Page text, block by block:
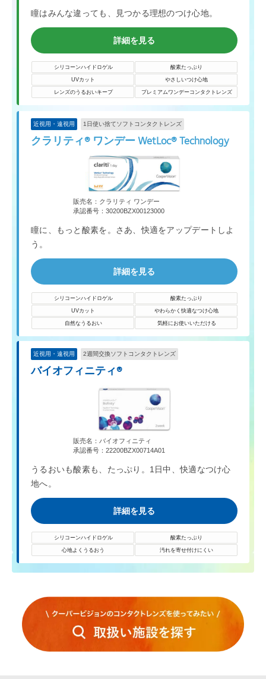
瞳はみんな違っても、見つかる理想のつけ心地。
詳細を見る
シリコーンハイドロゲル 酸素たっぷり
UVカット やさしいつけ心地
レンズのうるおいキープ プレミアムワンデーコンタクトレンズ
近視用・遠視用 1日使い捨てソフトコンタクトレンズ
クラリティ® ワンデー WetLoc® Technology
販売名：クラリティ ワンデー
承認番号：30200BZX00123000
瞳に、もっと酸素を。さあ、快適をアップデートしよ
う。
詳細を見る
シリコーンハイドロゲル 酸素たっぷり
UVカット やわらかく快適なつけ心地
自然なうるおい 気軽にお使いいただける
近視用・遠視用 2週間交換ソフトコンタクトレンズ
バイオフィニティ®
販売名：バイオフィニティ
承認番号：22200BZX00714A01
うるおいも酸素も、たっぷり。1日中、快適なつけ心
地へ。
詳細を見る
シリコーンハイドロゲル 酸素たっぷり
心地よくうるおう 汚れを寄せ付けにくい